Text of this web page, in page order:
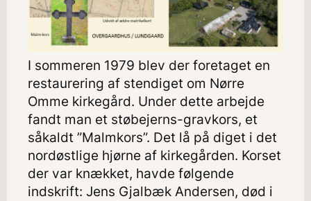
I sommeren 1979 blev der foretaget en
restaurering af stendiget om Nørre
Omme kirkegård. Under dette arbejde
fandt man et støbejerns-gravkors, et
såkaldt ”Malmkors”. Det lå på diget i det
nordøstlige hjørne af kirkegården. Korset
der var knækket, havde følgende
indskrift: Jens Gjalbæk Andersen, død i